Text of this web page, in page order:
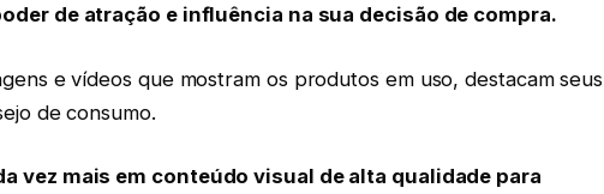
de atração e influência na sua decisão de compra.
e vídeos que mostram os produtos em uso, destacam seus
de consumo.
vez mais em conteúdo visual de alta qualidade para